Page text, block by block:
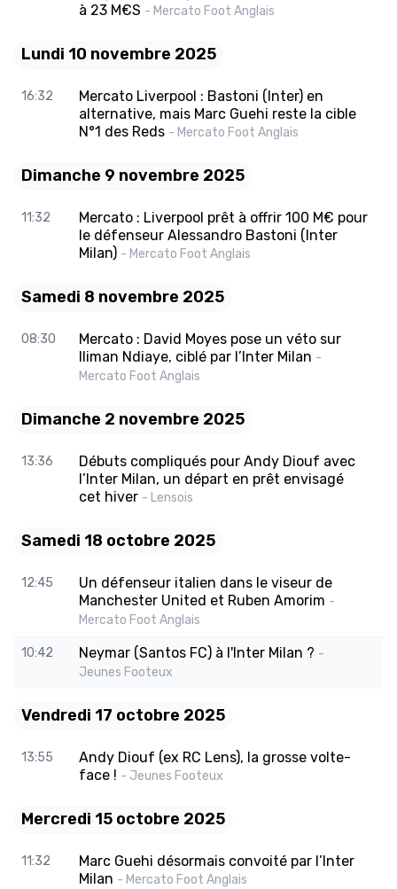
à 23 M€S - Mercato Foot Anglais
Lundi 10 novembre 2025
16:32
Mercato Liverpool : Bastoni (Inter) en
alternative, mais Marc Guehi reste la cible
N°1 des Reds - Mercato Foot Anglais
Dimanche 9 novembre 2025
11:32
Mercato : Liverpool prêt à offrir 100 M€ pour
le défenseur Alessandro Bastoni (Inter
Milan) - Mercato Foot Anglais
Samedi 8 novembre 2025
08:30
Mercato : David Moyes pose un véto sur
Iliman Ndiaye, ciblé par l’Inter Milan -
Mercato Foot Anglais
Dimanche 2 novembre 2025
13:36
Débuts compliqués pour Andy Diouf avec
l’Inter Milan, un départ en prêt envisagé
cet hiver - Lensois
Samedi 18 octobre 2025
12:45
Un défenseur italien dans le viseur de
Manchester United et Ruben Amorim -
Mercato Foot Anglais
10:42 Neymar (Santos FC) à l'Inter Milan ? -
Jeunes Footeux
Vendredi 17 octobre 2025
13:55
Andy Diouf (ex RC Lens), la grosse volte-
face ! - Jeunes Footeux
Mercredi 15 octobre 2025
11:32
Marc Guehi désormais convoité par l’Inter
Milan - Mercato Foot Anglais